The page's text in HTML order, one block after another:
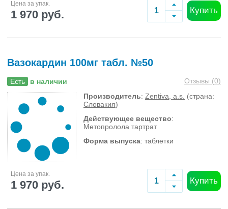
Цена за упак.
1 970 руб. Купить
Вазокардин 100мг табл. №50
Есть в наличии Отзывы (0)
Производитель: Zentiva, a.s. (страна:
Словакия)
Действующее вещество:
Метопролола тартрат
Форма выпуска: таблетки
Цена за упак.
1 970 руб. Купить